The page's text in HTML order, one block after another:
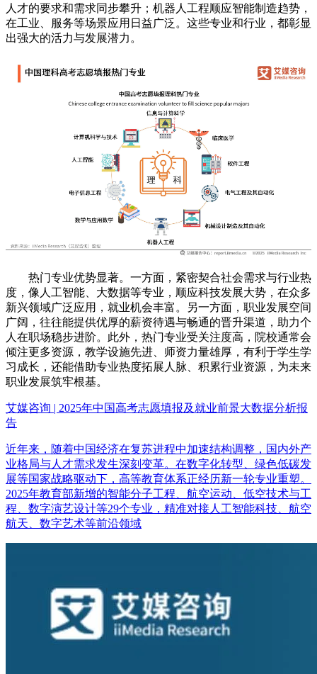
人才的要求和需求同步攀升；机器人工程顺应智能制造趋势，
在工业、服务等场景应用日益广泛。这些专业和行业，都彰显
出强大的活力与发展潜力。
热门专业优势显著。一方面，紧密契合社会需求与行业热
度，像人工智能、大数据等专业，顺应科技发展大势，在众多
新兴领域广泛应用，就业机会丰富。另一方面，职业发展空间
广阔，往往能提供优厚的薪资待遇与畅通的晋升渠道，助力个
人在职场稳步进阶。此外，热门专业受关注度高，院校通常会
倾注更多资源，教学设施先进、师资力量雄厚，有利于学生学
习成长，还能借助专业热度拓展人脉、积累行业资源，为未来
职业发展筑牢根基。
艾媒咨询 | 2025年中国高考志愿填报及就业前景大数据分析报
告
近年来，随着中国经济在复苏进程中加速结构调整，国内外产
业格局与人才需求发生深刻变革。在数字化转型、绿色低碳发
展等国家战略驱动下，高等教育体系正经历新一轮专业重塑。
2025年教育部新增的智能分子工程、航空运动、低空技术与工
程、数字演艺设计等29个专业，精准对接人工智能科技、航空
航天、数字艺术等前沿领域